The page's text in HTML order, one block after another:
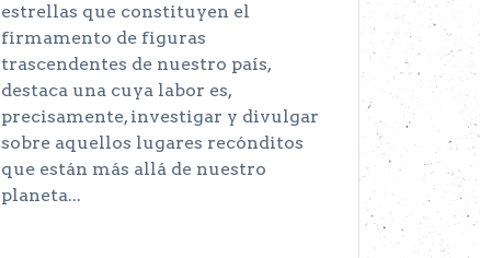
estrellas que constituyen el
firmamento de figuras
trascendentes de nuestro país,
destaca una cuya labor es,
precisamente, investigar y divulgar
sobre aquellos lugares recónditos
que están más allá de nuestro
planeta...